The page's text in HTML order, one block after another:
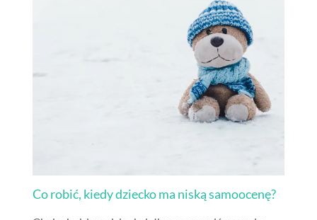
Co robić, kiedy dziecko ma niską samoocenę?